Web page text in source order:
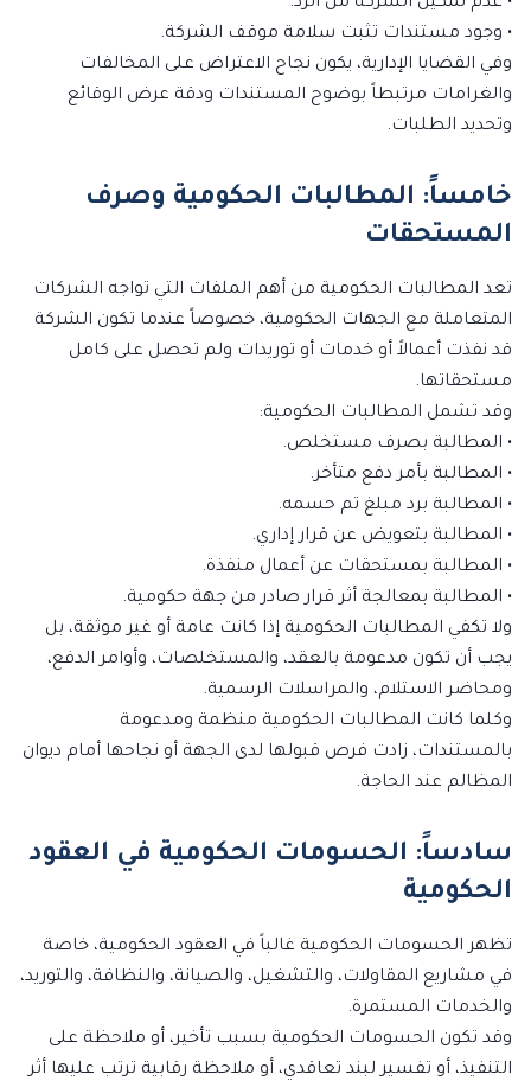
• وجود مستندات تثبت سلامة موقف الشركة.
وفي القضايا الإدارية، يكون نجاح الاعتراض على المخالفات
والغرامات مرتبطاً بوضوح المستندات ودقة عرض الوقائع
وتحديد الطلبات.
خامساً: المطالبات الحكومية وصرف
المستحقات
تعد المطالبات الحكومية من أهم الملفات التي تواجه الشركات
المتعاملة مع الجهات الحكومية، خصوصاً عندما تكون الشركة
قد نفذت أعمالاً أو خدمات أو توريدات ولم تحصل على كامل
مستحقاتها.
وقد تشمل المطالبات الحكومية:
• المطالبة بصرف مستخلص.
• المطالبة بأمر دفع متأخر.
• المطالبة برد مبلغ تم حسمه.
• المطالبة بتعويض عن قرار إداري.
• المطالبة بمستحقات عن أعمال منفذة.
• المطالبة بمعالجة أثر قرار صادر من جهة حكومية.
ولا تكفي المطالبات الحكومية إذا كانت عامة أو غير موثقة، بل
يجب أن تكون مدعومة بالعقد، والمستخلصات، وأوامر الدفع،
ومحاضر الاستلام، والمراسلات الرسمية.
وكلما كانت المطالبات الحكومية منظمة ومدعومة
بالمستندات، زادت فرص قبولها لدى الجهة أو نجاحها أمام ديوان
المظالم عند الحاجة.
سادساً: الحسومات الحكومية في العقود
الحكومية
تظهر الحسومات الحكومية غالباً في العقود الحكومية، خاصة
في مشاريع المقاولات، والتشغيل، والصيانة، والنظافة، والتوريد،
والخدمات المستمرة.
وقد تكون الحسومات الحكومية بسبب تأخير، أو ملاحظة على
التنفيذ، أو تفسير لبند تعاقدي، أو ملاحظة رقابية ترتب عليها أثر